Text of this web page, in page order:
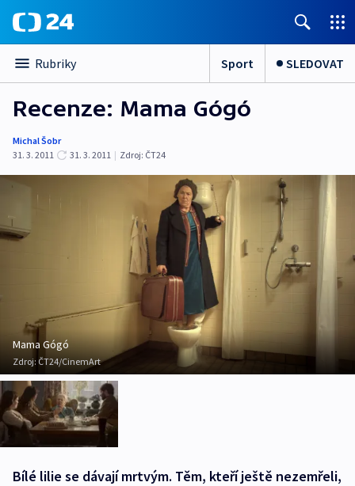
Rubriky Sport SLEDOVAT
Recenze: Mama Gógó
Michal Šobr
31. 3. 2011
31. 3. 2011 | Zdroj: ČT24
Mama Gógó
Zdroj: ČT24/CinemArt
Bílé lilie se dávají mrtvým. Těm, kteří ještě nezemřeli,